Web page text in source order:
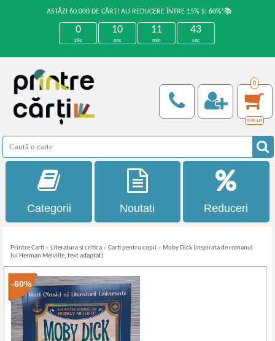
ASTĂZI 60.000 DE CĂRȚI AU REDUCERE ÎNTRE 15% ȘI 60%!📚
0
zile
10
ore
11
min
43
sec
0
0,00 Lei
Categorii Noutati Reduceri
Printre Carti » Literatura si critica »Carti pentru copii » Moby Dick (inspirata de romanul
lui Herman Melville, text adaptat)
-60%